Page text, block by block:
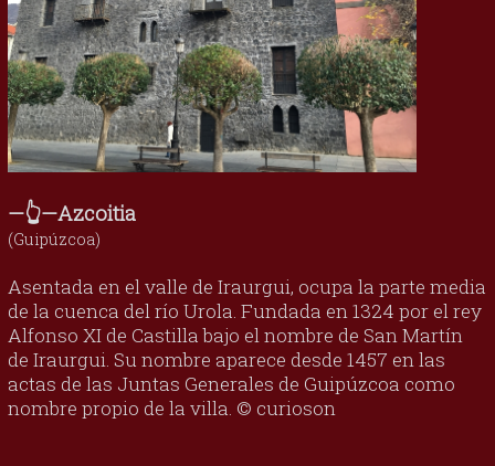
—👆—Azcoitia
(Guipúzcoa)
Asentada en el valle de Iraurgui, ocupa la parte media
de la cuenca del río Urola. Fundada en 1324 por el rey
Alfonso XI de Castilla bajo el nombre de San Martín
de Iraurgui. Su nombre aparece desde 1457 en las
actas de las Juntas Generales de Guipúzcoa como
nombre propio de la villa. © curioson